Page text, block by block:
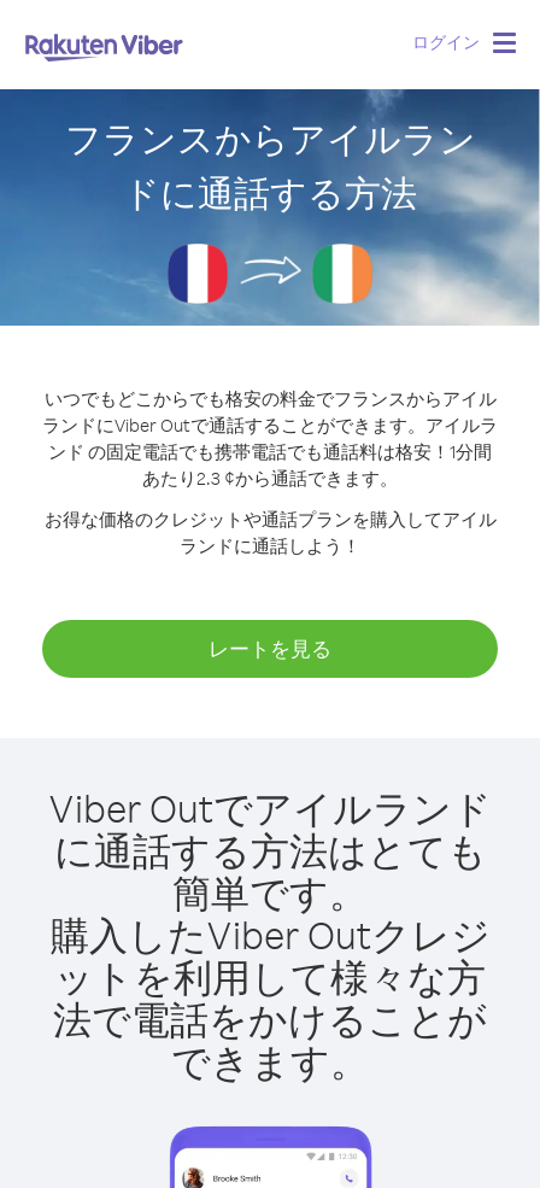
ログイン
フランスからアイルラン
ドに通話する方法
いつでもどこからでも格安の料金でフランスからアイル
ランドにViber Outで通話することができます。 アイルラ
ンド の固定電話でも携帯電話でも通話料は格安！1分間
あたり2.3 ¢から通話できます。
お得な価格のクレジットや通話プランを購入してアイル
ランドに通話しよう！
レートを見る
Viber Outでアイルランド
に通話する方法はとても
簡単です。
購入したViber Outクレジ
ットを利用して様々な方
法で電話をかけることが
できます。